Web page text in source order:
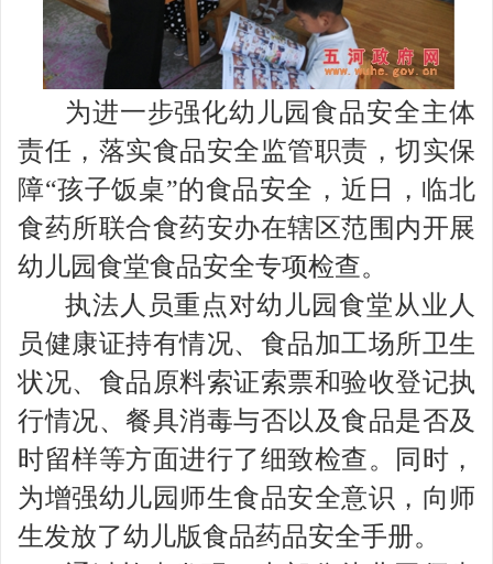
为进一步强化幼儿园食品安全主体
责任，落实食品安全监管职责，切实保
障“孩子饭桌”的食品安全，近日，临北
食药所联合食药安办在辖区范围内开展
幼儿园食堂食品安全专项检查。
执法人员重点对幼儿园食堂从业人
员健康证持有情况、食品加工场所卫生
状况、食品原料索证索票和验收登记执
行情况、餐具消毒与否以及食品是否及
时留样等方面进行了细致检查。同时，
为增强幼儿园师生食品安全意识，向师
生发放了幼儿版食品药品安全手册。